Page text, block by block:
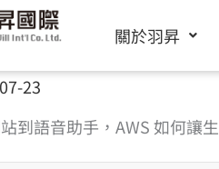
關於羽昇
23
到語音助手，AWS 如何讓